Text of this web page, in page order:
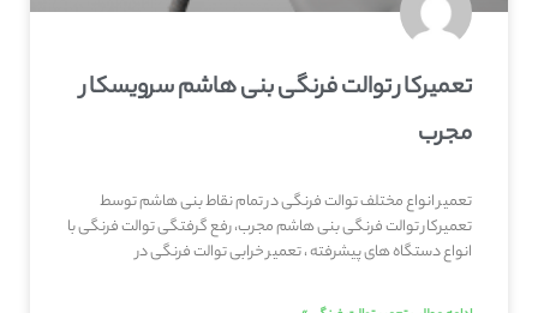
تعمیرکار توالت فرنگی بنی هاشم سرویسکار
مجرب
تعمیر انواع مختلف توالت فرنگی در تمام نقاط بنی هاشم توسط
تعمیرکار توالت فرنگی بنی هاشم مجرب، رفع گرفتگی توالت فرنگی با
انواع دستگاه های پیشرفته ، تعمیر خرابی توالت فرنگی در